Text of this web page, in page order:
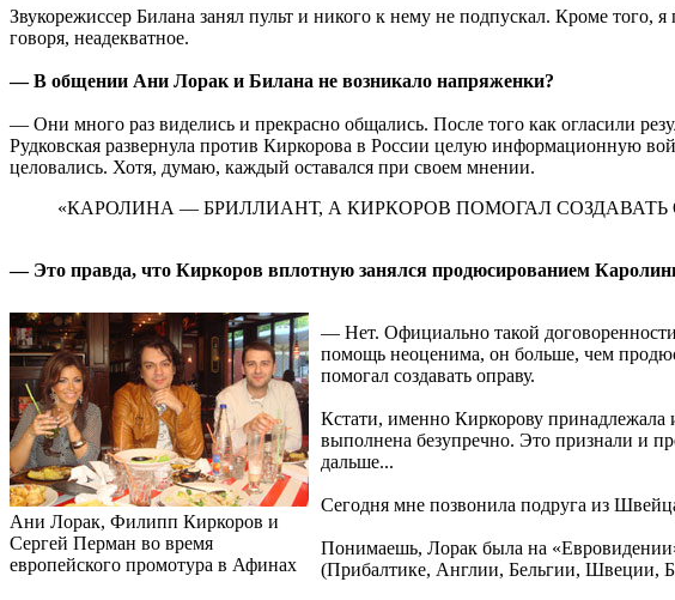
Звукорежиссер Билана занял пульт и никого к нему не подпускал. Кроме
говоря, неадекватное.
— В общении Ани Лорак и Билана не возникало напряженки?
— Они много раз виделись и прекрасно общались. После того как огласили
Рудковская развернула против Киркорова в России целую информационную
целовались. Хотя, думаю, каждый оставался при своем мнении.
«КАРОЛИНА — БРИЛЛИАНТ, А КИРКОРОВ ПОМОГАЛ СОЗДАВАТЬ
— Это правда, что Киркоров вплотную занялся продюсированием
Ани Лорак, Филипп Киркоров и
Сергей Перман во время
европейского промотура в Афинах
— Нет. Официально такой
помощь неоценима, он больше, чем
помогал создавать оправу.
Кстати, именно Киркорову принадлежала
выполнена безупречно. Это признали и
дальше...
Сегодня мне позвонила подруга из
Понимаешь, Лорак была на
(Прибалтике, Англии, Бельгии, Швеции,